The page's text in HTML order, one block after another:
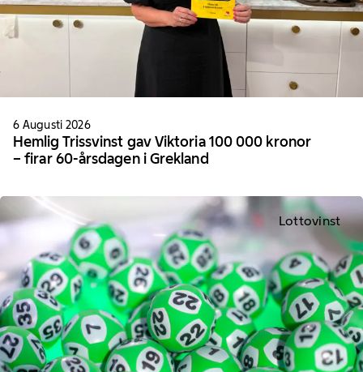
6 Augusti 2026
Hemlig Trissvinst gav Viktoria 100 000 kronor
– firar 60-årsdagen i Grekland
Lottovinst